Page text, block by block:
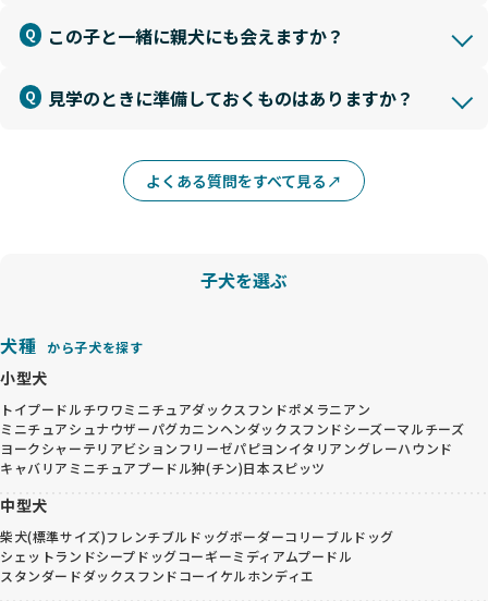
この子と一緒に親犬にも会えますか？
見学のときに準備しておくものはありますか？
よくある質問をすべて見る
子犬を選ぶ
犬種 から子犬を探す
小型犬
トイプードルチワワミニチュアダックスフンドポメラニアン
ミニチュアシュナウザーパグカニンヘンダックスフンドシーズーマルチーズ
ヨークシャーテリアビションフリーゼパピヨンイタリアングレーハウンド
キャバリア ミニチュアプードル狆(チン)日本スピッツ
中型犬
柴犬(標準サイズ)フレンチブルドッグボーダーコリーブルドッグ
シェットランドシープドッグコーギーミディアムプードル
スタンダードダックスフンドコーイケルホンディエ